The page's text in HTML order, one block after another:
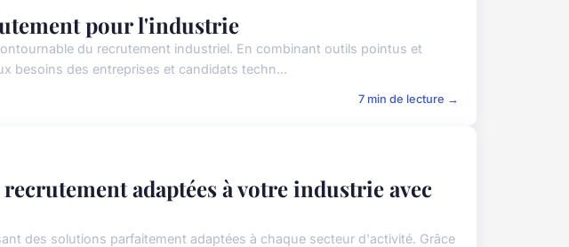
pour l'industrie
du recrutement industriel. En combinant outils pointus et
besoins des entreprises et candidats techn...
7 min de lecture →
adaptées à votre industrie avec
des solutions parfaitement adaptées à chaque secteur d'activité. Grâce